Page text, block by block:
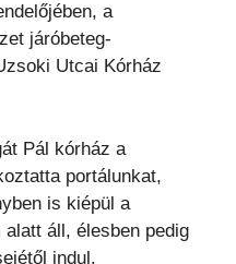
a
járóbeteg-
Utcai Kórház
Pál kórház a
portálunkat,
is kiépül a
áll, élesben pedig
indul.